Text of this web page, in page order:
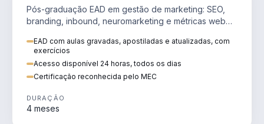
Pós-graduação EAD em gestão de marketing: SEO,
branding, inbound, neuromarketing e métricas web
EAD com aulas gravadas, apostiladas e atualizadas, com
exercícios
Acesso disponível 24 horas, todos os dias
Certificação reconhecida pelo MEC
DURAÇÃO
4 meses